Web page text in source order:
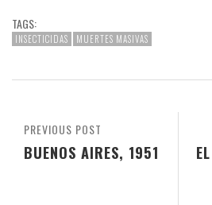
TAGS:
INSECTICIDAS MUERTES MASIVAS
PREVIOUS POST
BUENOS AIRES, 1951